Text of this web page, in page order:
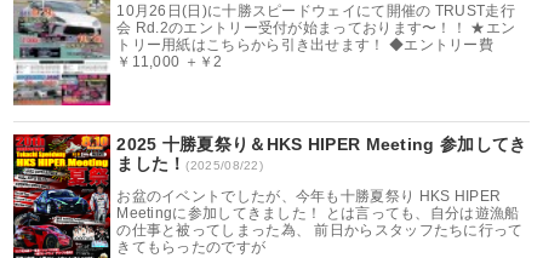
10月26日(日)に十勝スピードウェイにて開催の TRUST走行
会 Rd.2のエントリー受付が始まっております〜！！ ★エン
トリー用紙はこちらから引き出せます！ ◆エントリー費
￥11,000 ＋￥2
2025 十勝夏祭り＆HKS HIPER Meeting 参加してき
ました！(2025/08/22)
お盆のイベントでしたが、今年も十勝夏祭り HKS HIPER
Meetingに参加してきました！ とは言っても、自分は遊漁船
の仕事と被ってしまった為、 前日からスタッフたちに行って
きてもらったのですが